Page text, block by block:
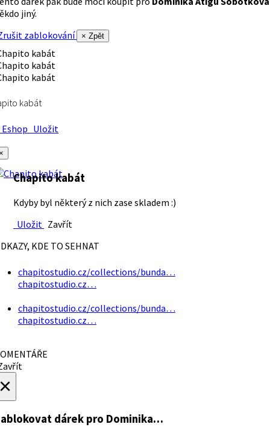
jiný.
zablokování
× Zpět
kabát
Uložit
Chapito kabát
Kdyby byl některý z nich zase skladem :)
Uložit Zavřít
KDE TO SEHNAT
chapitostudio.cz/collections/bunda…
chapitostudio.cz…
chapitostudio.cz/collections/bunda…
chapitostudio.cz…
dárek pro Dominika…